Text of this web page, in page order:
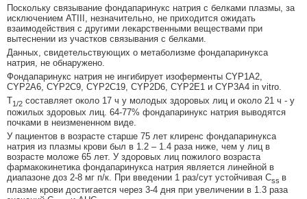
Поскольку связывание фондапаринукс натрия с белками плазмы, за
исключением АТIII, незначительно, не приходится ожидать
взаимодействия с другими лекарственными веществами при
вытеснении из участков связывания с белками.
Данных, свидетельствующих о метаболизме фондапаринукса
натрия, не обнаружено.
Фондапаринукс натрия не ингибирует изоферменты CYP1A2,
CYP2A6, CYP2C9, CYP2C19, CYP2D6, CYP2E1 и CYP3A4 in vitro.
T1/2 составляет около 17 ч у молодых здоровых лиц и около 21 ч - у
пожилых здоровых лиц. 64-77% фондапаринукс натрия выводятся
почками в неизмененном виде.
У пациентов в возрасте старше 75 лет клиренс фондапаринукса
натрия из плазмы крови был в 1.2 – 1.4 раза ниже, чем у лиц в
возрасте моложе 65 лет. У здоровых лиц пожилого возраста
фармакокинетика фондапаринукса натрия является линейной в
диапазоне доз 2-8 мг п/к. При введении 1 раз/сут устойчивая Css в
плазме крови достигается через 3-4 дня при увеличении в 1.3 раза